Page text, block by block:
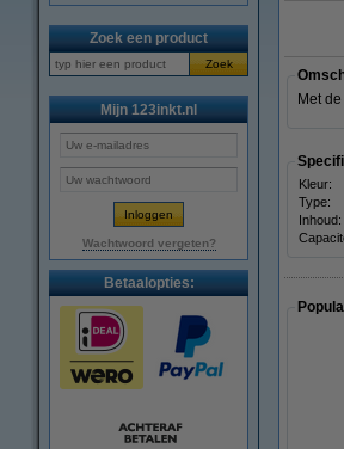
Zoek een product
Zoek
Mijn 123inkt.nl
Wachtwoord vergeten?
Betaalopties:
Met
Kleur:
Type:
Inhoud: